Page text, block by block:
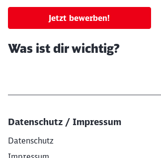
Jetzt bewerben!
Was ist dir wichtig?
Datenschutz / Impressum
Datenschutz